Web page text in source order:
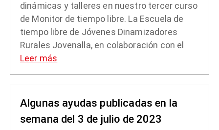
dinámicas y talleres en nuestro tercer curso
de Monitor de tiempo libre. La Escuela de
tiempo libre de Jóvenes Dinamizadores
Rurales Jovenalla, en colaboración con el
Leer más
Algunas ayudas publicadas en la
semana del 3 de julio de 2023